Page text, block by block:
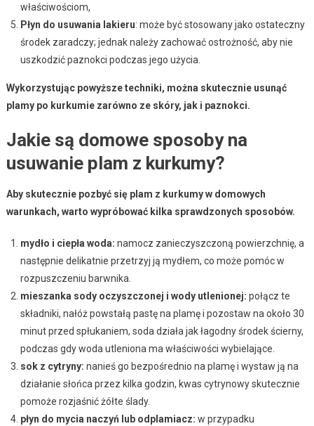
właściwościom,
Płyn do usuwania lakieru: może być stosowany jako ostateczny
środek zaradczy; jednak należy zachować ostrożność, aby nie
uszkodzić paznokci podczas jego użycia.
Wykorzystując powyższe techniki, można skutecznie usunąć
plamy po kurkumie zarówno ze skóry, jak i paznokci.
Jakie są domowe sposoby na
usuwanie plam z kurkumy?
Aby skutecznie pozbyć się plam z kurkumy w domowych
warunkach, warto wypróbować kilka sprawdzonych sposobów.
mydło i ciepła woda: namocz zanieczyszczoną powierzchnię, a
następnie delikatnie przetrzyj ją mydłem, co może pomóc w
rozpuszczeniu barwnika.
mieszanka sody oczyszczonej i wody utlenionej: połącz te
składniki, nałóż powstałą pastę na plamę i pozostaw na około 30
minut przed spłukaniem, soda działa jak łagodny środek ścierny,
podczas gdy woda utleniona ma właściwości wybielające.
sok z cytryny: nanieś go bezpośrednio na plamę i wystaw ją na
działanie słońca przez kilka godzin, kwas cytrynowy skutecznie
pomoże rozjaśnić żółte ślady.
płyn do mycia naczyń lub odplamiacz: w przypadku